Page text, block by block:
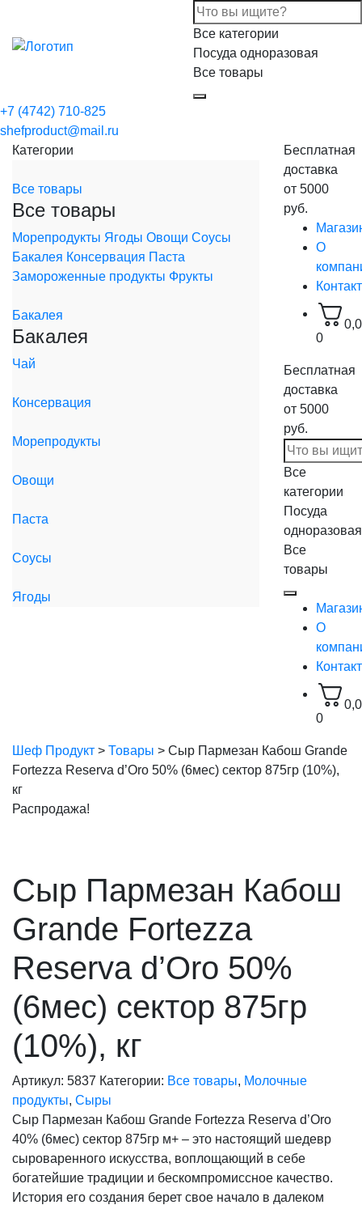
Все категории
Посуда одноразовая
Все товары
+7 (4742) 710-825
shefproduct@mail.ru
Категории
Все товары
Все товары
Морепродукты Ягоды Овощи Соусы
Бакалея Консервация Паста
Замороженные продукты Фрукты
Бакалея
Бакалея
Чай
Консервация
Морепродукты
Овощи
Паста
Соусы
Ягоды
Бесплатная
доставка
от 5000
руб.
О
0
Бесплатная
доставка
от 5000
руб.
Все
категории
Посуда
одноразовая
Все
товары
О
0
Шеф Продукт > Товары > Сыр Пармезан Кабош Grande
Fortezza Reserva d’Oro 50% (6мес) сектор 875гр (10%),
кг
Распродажа!
Сыр Пармезан Кабош
Grande Fortezza
Reserva d’Oro 50%
(6мес) сектор 875гр
(10%), кг
Артикул: 5837 Категории: Все товары, Молочные
продукты, Сыры
Сыр Пармезан Кабош Grande Fortezza Reserva d’Oro
40% (6мес) сектор 875гр м+ – это настоящий шедевр
сыроваренного искусства, воплощающий в себе
богатейшие традиции и бескомпромиссное качество.
История его создания берет свое начало в далеком